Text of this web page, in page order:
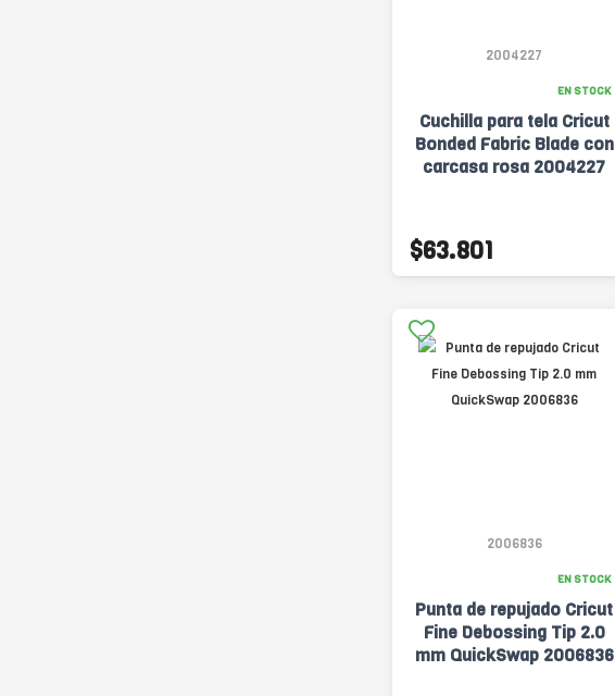
2004227
EN STOCK
Cuchilla para tela Cricut
Bonded Fabric Blade con
carcasa rosa 2004227
$63.801
2006836
EN STOCK
Punta de repujado Cricut
Fine Debossing Tip 2.0
mm QuickSwap 2006836